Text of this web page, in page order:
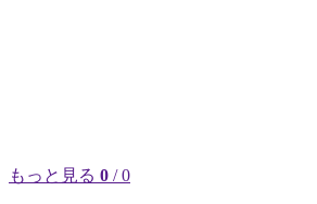
もっと見る 0 / 0